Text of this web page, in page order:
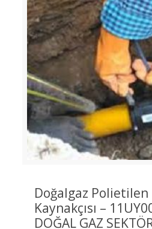
Doğalgaz Polietilen
Kaynakçısı –
DOĞAL GAZ